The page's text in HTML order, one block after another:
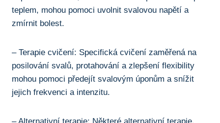
⁢teplem, mohou pomoci ​uvolnit svalovou napětí a
zmírnit bolest.
– Terapie cvičení: Specifická‌ cvičení zaměřená na
posilování svalů, protahování a zlepšení flexibility​
mohou⁤ pomoci předejít svalovým úponům a​ snížit⁤
jejich frekvenci a intenzitu.